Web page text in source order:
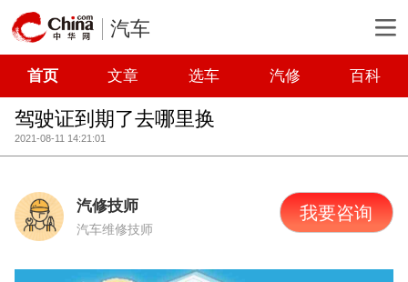
汽车
首页 文章 选车 汽修 百科
驾驶证到期了去哪里换
2021-08-11 14:21:01
汽修技师
汽车维修技师
我要咨询